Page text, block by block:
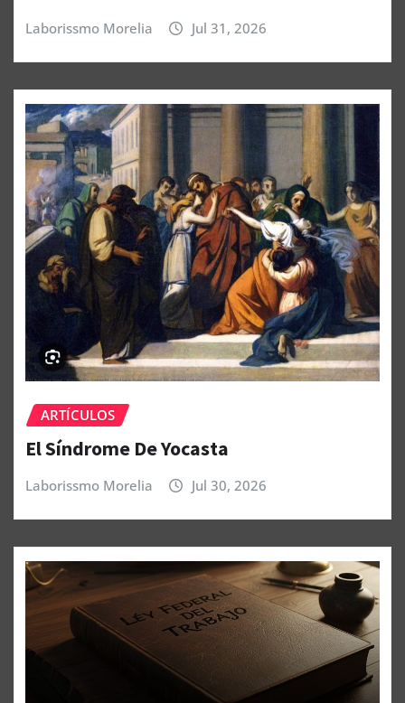
Laborissmo Morelia Jul 31, 2026
ARTÍCULOS
El Síndrome De Yocasta
Laborissmo Morelia Jul 30, 2026